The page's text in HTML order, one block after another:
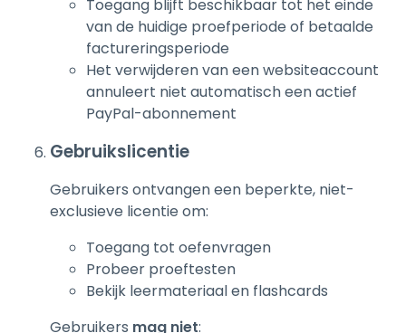
Toegang blijft beschikbaar tot het einde
van de huidige proefperiode of betaalde
factureringsperiode
Het verwijderen van een websiteaccount
annuleert niet automatisch een actief
PayPal-abonnement
Gebruikslicentie
Gebruikers ontvangen een beperkte, niet-
exclusieve licentie om:
Toegang tot oefenvragen
Probeer proeftesten
Bekijk leermateriaal en flashcards
Gebruikers mag niet: